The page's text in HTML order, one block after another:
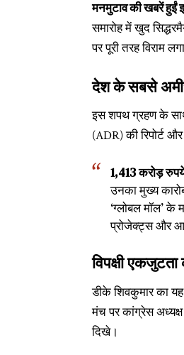
मनमुटाव की खबरें हुईं
समारोह में खुद
पर पूरी तरह विराम
देश के सबसे
इस शपथ ग्रहण के साथ
(ADR) की रिपोर्ट
1,413 करोड़
उनका मुख्य
‘ग्लोबल मॉल’
प्रोजेक्ट्स और
विपक्षी
डीके शिवकुमार का
मंच पर कांग्रेस
दिखे।